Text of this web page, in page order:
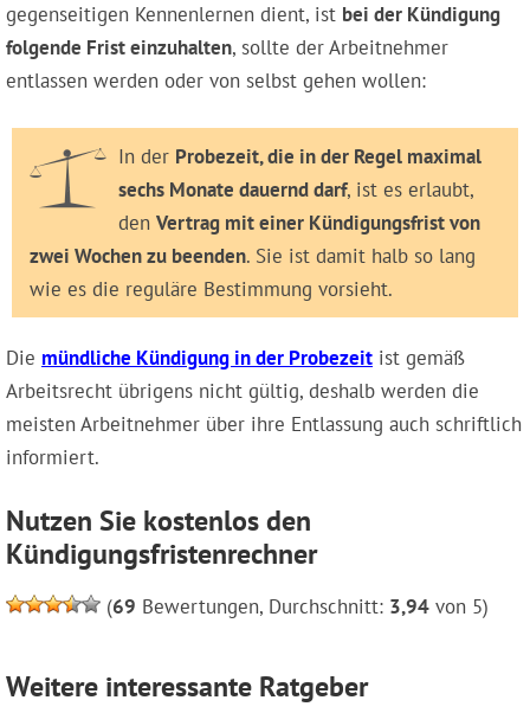
gegenseitigen Kennenlernen dient, ist bei der Kündigung
folgende Frist einzuhalten, sollte der Arbeitnehmer
entlassen werden oder von selbst gehen wollen:
In der Probezeit, die in der Regel maximal
sechs Monate dauernd darf, ist es erlaubt,
den Vertrag mit einer Kündigungsfrist von
zwei Wochen zu beenden. Sie ist damit halb so lang
wie es die reguläre Bestimmung vorsieht.
Die mündliche Kündigung in der Probezeit ist gemäß
Arbeitsrecht übrigens nicht gültig, deshalb werden die
meisten Arbeitnehmer über ihre Entlassung auch schriftlich
informiert.
Nutzen Sie kostenlos den
Kündigungsfristenrechner
(69 Bewertungen, Durchschnitt: 3,94 von 5)
Weitere interessante Ratgeber